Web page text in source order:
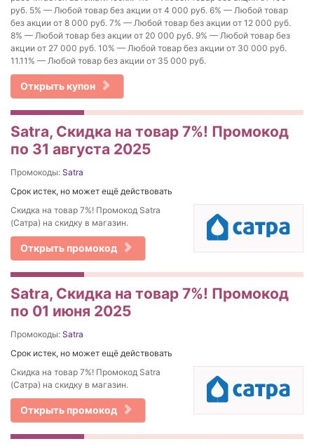
руб. 5% — Любой товар без акции от 4 000 руб. 6% — Любой товар
без акции от 8 000 руб. 7% — Любой товар без акции от 12 000 руб.
8% — Любой товар без акции от 20 000 руб. 9% — Любой товар без
акции от 27 000 руб. 10% — Любой товар без акции от 30 000 руб.
11.11% — Любой товар без акции от 35 000 руб.
Открыть купон
Satra, Скидка на товар 7%! Промокод
по 31 августа 2025
Промокоды: Satra
Срок истек, но может ещё действовать
Скидка на товар 7%! Промокод Satra
(Сатра) на скидку в магазин.
Открыть промокод
Satra, Скидка на товар 7%! Промокод
по 01 июня 2025
Промокоды: Satra
Срок истек, но может ещё действовать
Скидка на товар 7%! Промокод Satra
(Сатра) на скидку в магазин.
Открыть промокод